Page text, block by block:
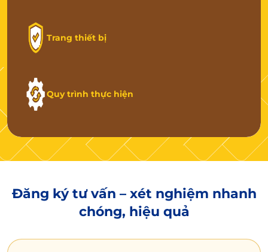
Trang thiết bị
Quy trình thực hiện
Đăng ký tư vấn – xét nghiệm nhanh
chóng, hiệu quả